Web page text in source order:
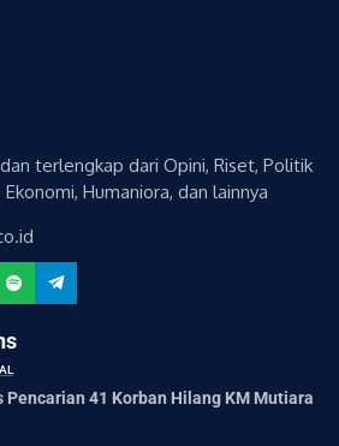
terlengkap dari Opini, Riset, Politik
Humaniora, dan lainnya
Pencarian 41 Korban Hilang KM Mutiara